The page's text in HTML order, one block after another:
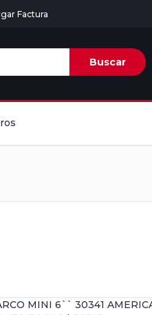
Factura
Buscar